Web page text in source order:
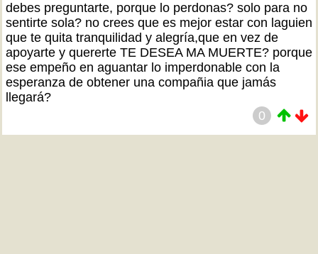
debes preguntarte, porque lo perdonas? solo para no
sentirte sola? no crees que es mejor estar con laguien
que te quita tranquilidad y alegría,que en vez de
apoyarte y quererte TE DESEA MA MUERTE? porque
ese empeño en aguantar lo imperdonable con la
esperanza de obtener una compañia que jamás
llegará?
0